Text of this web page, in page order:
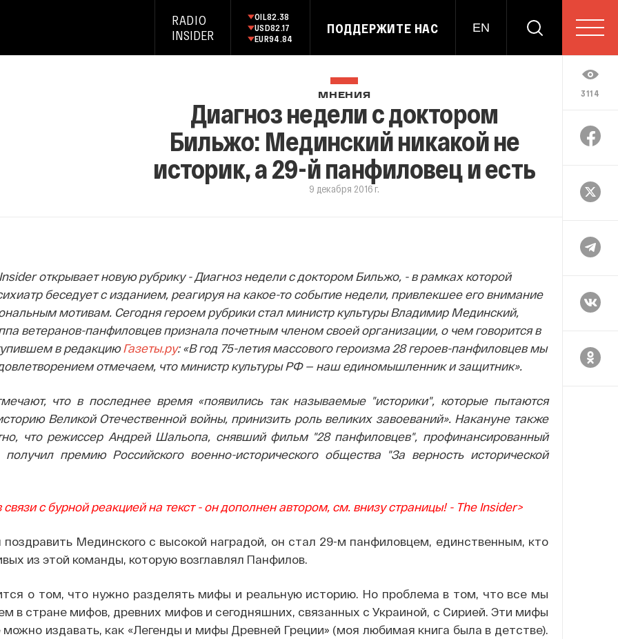
RADIO
INSIDER
OIL82.38
USD82.17
EUR94.84
ПОДДЕРЖИТЕ НАС EN
3114
МНЕНИЯ
Диагноз недели с доктором
Бильжо: Мединский никакой не
историк, а 29-й панфиловец и есть
9 декабря 2016 г.
открывает новую рубрику - Диагноз недели с доктором Бильжо, - в рамках которой
беседует с изданием, реагируя на какое-то событие недели, привлекшее его внимание
мотивам. Сегодня героем рубрики стал министр культуры Владимир Мединский,
ветеранов-панфиловцев признала почетным членом своей организации, о чем говорится в
в редакциюГазеты.ру: «В год 75-летия массового героизма 28 героев-панфиловцев мы
отмечаем, что министр культуры РФ — наш единомышленник и защитник».
что в последнее время «появились так называемые "историки", которые пытаются
Великой Отечественной войны, принизить роль великих завоеваний». Накануне также
что режиссер Андрей Шальопа, снявший фильм "28 панфиловцев", профинансированный
премию Российского военно-исторического общества "За верность исторической
с бурной реакцией на текст - он дополнен автором, см. внизу страницы! - The Insider>
Мединского с высокой наградой, он стал 29-м панфиловцем, единственным, кто
из этой команды, которую возглавлял Панфилов.
о том, что нужно разделять мифы и реальную историю. Но проблема в том, что все мы
в стране мифов, древних мифов и сегодняшних, связанных с Украиной, с Сирией. Эти мифы
можно издавать, как «Легенды и мифы Древней Греции» (моя любимая книга была в детстве).